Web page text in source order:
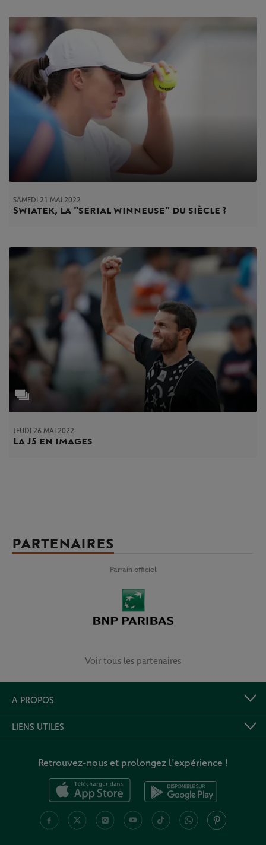
SAMEDI 21 MAI 2022
Swiatek, la "serial winneuse" du siècle ?
JEUDI 26 MAI 2022
La J5 en images
PARTENAIRES
Parrain officiel
Voir tous les partenaires
A PROPOS
LIENS UTILES
Retrouvez-nous et prolongez l’expérience !